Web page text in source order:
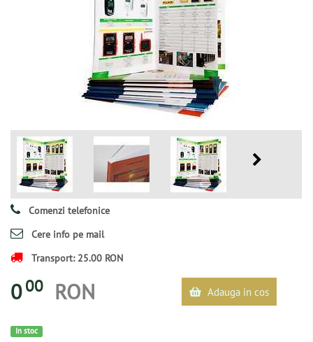
Comenzi telefonice
Cere info pe mail
Transport: 25.00 RON
0 00 RON Adauga in cos
In stoc